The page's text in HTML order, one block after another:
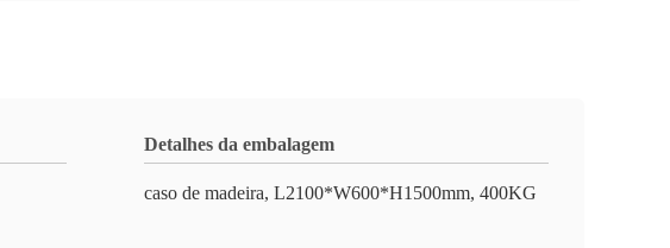
Detalhes da embalagem
caso de madeira, L2100*W600*H1500mm, 400KG